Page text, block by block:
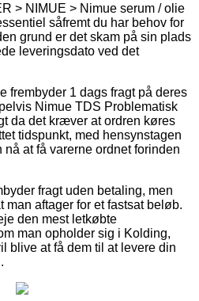
> NIMUE > Nimue serum / olie
såfremt du har behov for
grund er det skam på sin plads
leveringsdato ved det
frembyder 1 dags fragt på deres
Nimue TDS Problematisk
da det kræver at ordren køres
tidspunkt, med hensynstagen
at få varerne ordnet forinden
fragt uden betaling, men
aftager for et fastsat beløb.
den mest letkøbte
man opholder sig i Kolding,
blive at få dem til at levere din